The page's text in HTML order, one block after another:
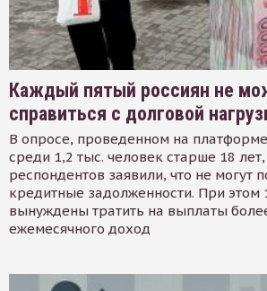
Каждый пятый россиян не
справиться с долговой
В опросе, проведенном на
среди 1,2 тыс. человек старше 18 лет,
респондентов заявили, что не могут
кредитные задолженности. При этом
вынуждены тратить на выплаты
ежемесячного доход